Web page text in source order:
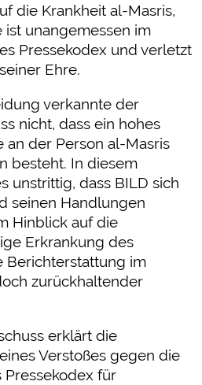
die Krankheit al-Masris,
ist unangemessen im
Pressekodex und verletzt
Ehre.
verkannte der
nicht, dass ein hohes
an der Person al-Masris
besteht. In diesem
unstrittig, dass BILD sich
seinen Handlungen
Hinblick auf die
Erkrankung des
Berichterstattung im
zurückhaltender
erklärt die
Verstoßes gegen die
Pressekodex für